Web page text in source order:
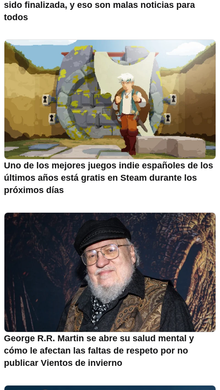
sido finalizada, y eso son malas noticias para
todos
Uno de los mejores juegos indie españoles de los
últimos años está gratis en Steam durante los
próximos días
George R.R. Martin se abre su salud mental y
cómo le afectan las faltas de respeto por no
publicar Vientos de invierno